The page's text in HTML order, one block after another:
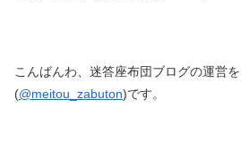
こんばんわ、迷答座布団ブログの運営
(@meitou_zabuton)です。